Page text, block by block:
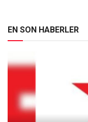
EN SON HABERLER